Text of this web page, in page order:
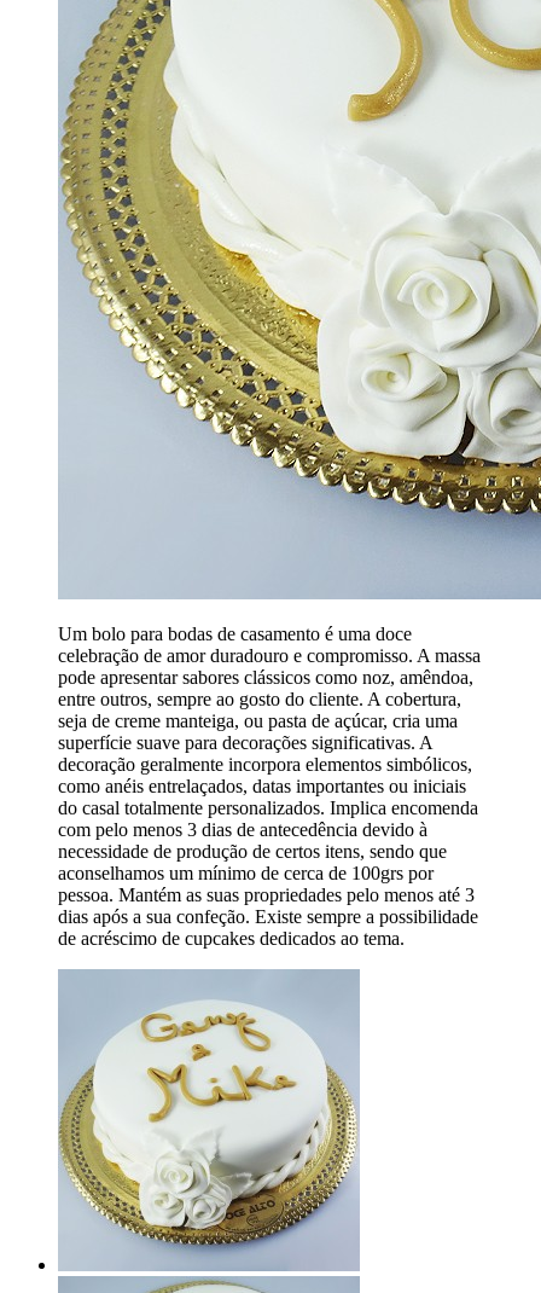
Um bolo para bodas de casamento é uma doce
celebração de amor duradouro e compromisso. A massa
pode apresentar sabores clássicos como noz, amêndoa,
entre outros, sempre ao gosto do cliente. A cobertura,
seja de creme manteiga, ou pasta de açúcar, cria uma
superfície suave para decorações significativas. A
decoração geralmente incorpora elementos simbólicos,
como anéis entrelaçados, datas importantes ou iniciais
do casal totalmente personalizados. Implica encomenda
com pelo menos 3 dias de antecedência devido à
necessidade de produção de certos itens, sendo que
aconselhamos um mínimo de cerca de 100grs por
pessoa. Mantém as suas propriedades pelo menos até 3
dias após a sua confeção. Existe sempre a possibilidade
de acréscimo de cupcakes dedicados ao tema.